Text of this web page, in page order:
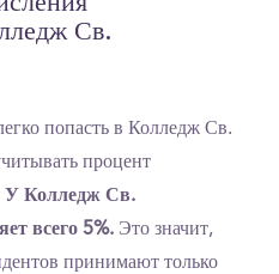
Св.
попасть в Колледж Св.
процент
У Колледж Св.
всего 5%. Это значит,
принимают только